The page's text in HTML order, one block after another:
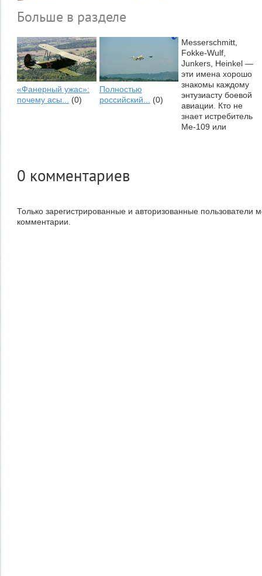
Больше в разделе
«Фанерный ужас»:
почему асы... (0)
Полностью
российский... (0)
Messerschmitt,
Fokke-Wulf,
Junkers, Heinkel —
эти имена хорошо
знакомы каждому
энтузиасту боевой
авиации. Кто не
знает истребитель
Me-109 или
0 комментариев
Только зарегистрированные и авторизованные пользователи
комментарии.